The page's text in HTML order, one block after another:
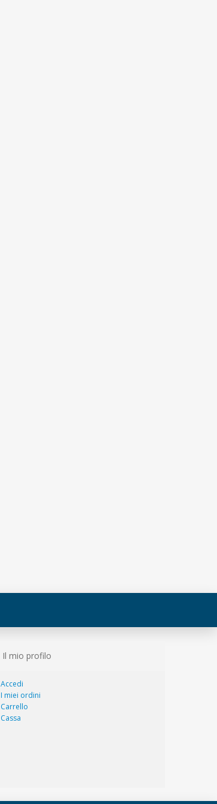
Il mio profilo
Accedi
I miei ordini
Carrello
Cassa